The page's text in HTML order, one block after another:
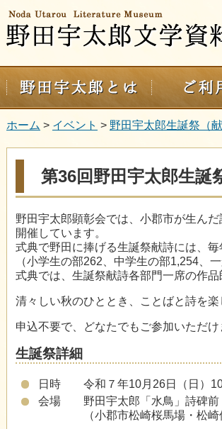
ホーム > イベント > 野田宇太郎生誕祭（献
第36回野田宇太郎生誕
野田宇太郎顕彰会では、小郡市が生ん
開催しています。
式典で野田に捧げる生誕祭献詩には、
（小学生の部262、中学生の部1,254、
式典では、生誕祭献詩各部門一席の作
清々しい秋のひととき、ことばと詩を楽
申込不要で、どなたでもご参加いただけ
生誕祭詳細
日時 令和７年10月26日（日）10
会場 野田宇太郎「水鳥」詩碑前
（小郡市松崎桜馬場・松崎保